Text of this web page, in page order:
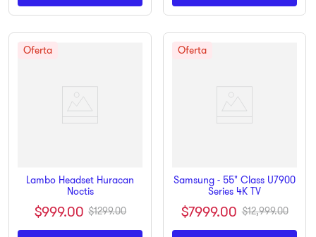
Lambo Headset Huracan
Noctis
$999.00 $1299.00
Samsung - 55" Class U7900
Series 4K TV
$7999.00 $12,999.00